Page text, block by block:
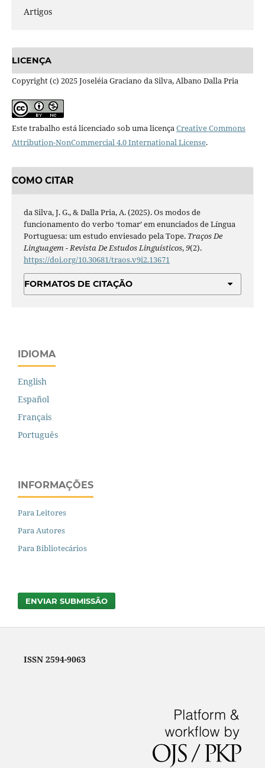
Artigos
LICENÇA
Copyright (c) 2025 Joseléia Graciano da Silva, Albano Dalla Pria
Este trabalho está licenciado sob uma licençaCreative Commons
Attribution-NonCommercial 4.0 International License.
COMO CITAR
da Silva, J. G., & Dalla Pria, A. (2025). Os modos de
funcionamento do verbo ‘tomar’ em enunciados de Língua
Portuguesa: um estudo enviesado pela Tope. Traços De
Linguagem - Revista De Estudos Linguísticos,9(2).
https://doi.org/10.30681/traos.v9i2.13671
FORMATOS DE CITAÇÃO
IDIOMA
English
Español
Français
Português
INFORMAÇÕES
Para Leitores
Para Autores
Para Bibliotecários
ENVIAR SUBMISSÃO
ISSN 2594-9063